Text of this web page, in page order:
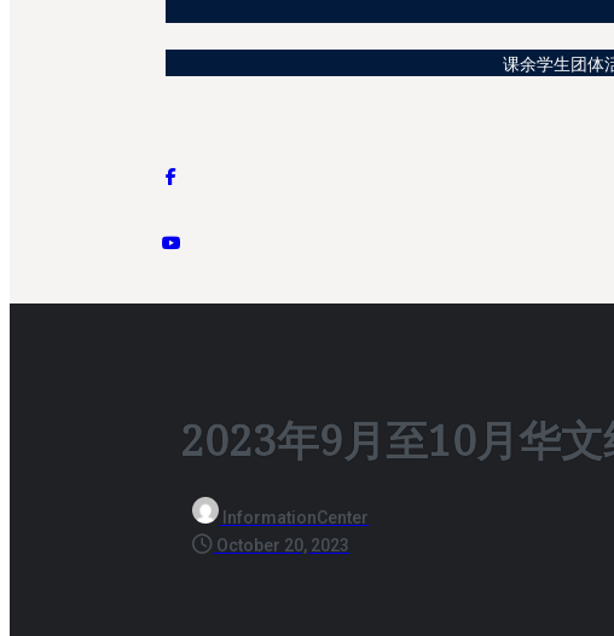
课余学生团体
2023年9月至10月华
InformationCenter
October 20, 2023